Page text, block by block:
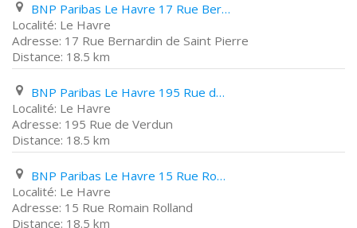
BNP Paribas Le Havre 17 Rue Bernardin de Saint Pierre
Le Havre
17 Rue Bernardin de Saint Pierre
18.5 km
BNP Paribas Le Havre 195 Rue de Verdun
Le Havre
195 Rue de Verdun
18.5 km
BNP Paribas Le Havre 15 Rue Romain Rolland
Le Havre
15 Rue Romain Rolland
18.5 km